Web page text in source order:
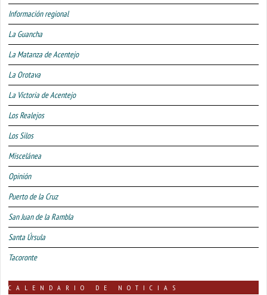
Información regional
La Guancha
La Matanza de Acentejo
La Orotava
La Victoria de Acentejo
Los Realejos
Los Silos
Miscelánea
Opinión
Puerto de la Cruz
San Juan de la Rambla
Santa Úrsula
Tacoronte
CALENDARIO DE NOTICIAS